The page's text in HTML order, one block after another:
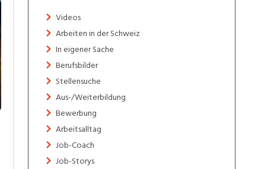
Videos
Arbeiten in der Schweiz
In eigener Sache
Berufsbilder
Stellensuche
Aus-/Weiterbildung
Bewerbung
Arbeitsalltag
Job-Coach
Job-Storys